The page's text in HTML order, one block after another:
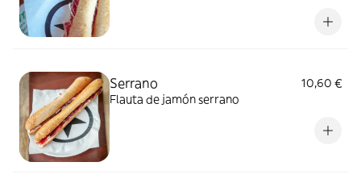
Serrano
10,60 €
Flauta de jamón serrano